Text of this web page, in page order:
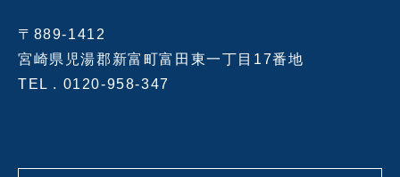
〒889-1412
宮崎県児湯郡新富町富田東一丁目17番地
TEL . 0120-958-347